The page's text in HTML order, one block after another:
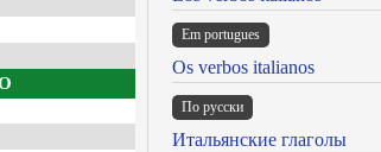
Em portugues
Os verbos italianos
По русски
Итальянские глаголы